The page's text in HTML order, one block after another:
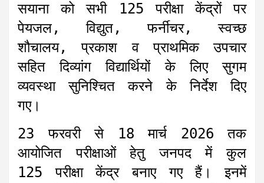
सयाना को सभी 125 परीक्षा केंद्रों पर
पेयजल, विद्युत, फर्नीचर, स्वच्छ
शौचालय, प्रकाश व प्राथमिक उपचार
सहित दिव्यांग विद्यार्थियों के लिए सुगम
व्यवस्था सुनिश्चित करने के निर्देश दिए
गए।
23 फरवरी से 18 मार्च 2026 तक
आयोजित परीक्षाओं हेतु जनपद में कुल
125 परीक्षा केंद्र बनाए गए हैं। इनमें